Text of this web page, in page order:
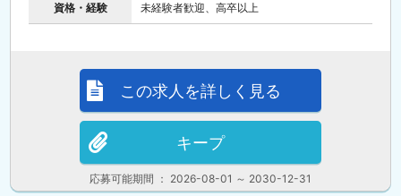
資格・経験 未経験者歓迎、高卒以上
応募可能期間 ： 2026-08-01 ～ 2030-12-31
この求人を詳しく見る
キープ